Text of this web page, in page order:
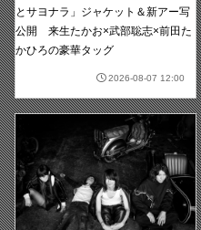
とサヨナラ」ジャケット＆新アー写
公開 来生たかお×武部聡志×前田た
かひろの豪華タッグ
2026-08-07 12:00